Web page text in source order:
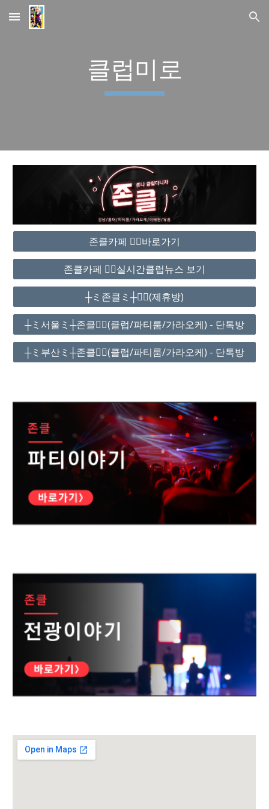
Skip to main content Skip to navigation
클럽미로
존클카페 ❤️‍🔥바로가기
존클카페 ❤️‍🔥실시간클럽뉴스 보기
┼ミ존클ミ┼❤️‍🔥(제휴방)
┼ミ서울ミ┼존클❤️‍🔥(클럽/파티룸/가라오케) - 단톡방
┼ミ부산ミ┼존클❤️‍🔥(클럽/파티룸/가라오케) - 단톡방